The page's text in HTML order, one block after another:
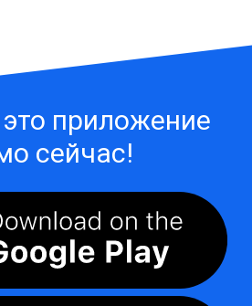
это приложение
сейчас!